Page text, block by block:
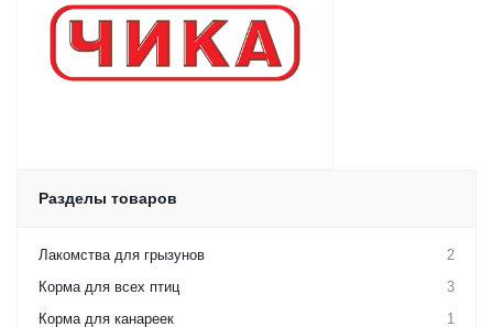
Разделы товаров
Лакомства для грызунов
2
Корма для всех птиц
3
Корма для канареек
1